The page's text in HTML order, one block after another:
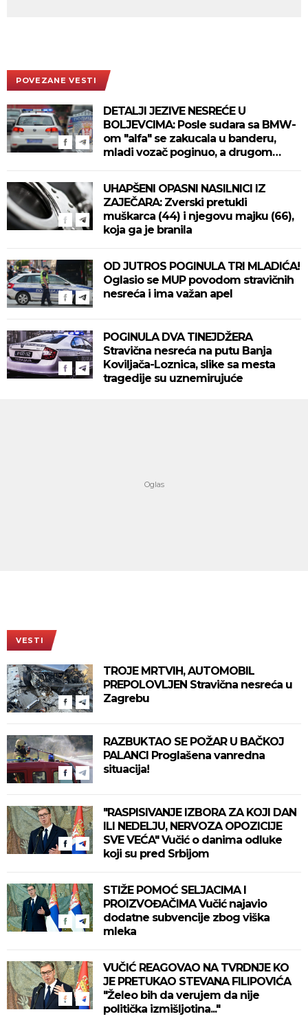
POVEZANE VESTI
DETALJI JEZIVE NESREĆE U
BOLJEVCIMA: Posle sudara sa BMW-
om "alfa" se zakucala u banderu,
mladi vozač poginuo, a drugom
UHAPŠENI OPASNI NASILNICI IZ
ZAJEČARA: Zverski pretukli
muškarca (44) i njegovu majku (66),
koja ga je branila
OD JUTROS POGINULA TRI MLADIĆA!
Oglasio se MUP povodom stravičnih
nesreća i ima važan apel
POGINULA DVA TINEJDŽERA
Stravična nesreća na putu Banja
Koviljača-Loznica, slike sa mesta
tragedije su uznemirujuće
VESTI
TROJE MRTVIH, AUTOMOBIL
PREPOLOVLJEN Stravična nesreća u
Zagrebu
RAZBUKTAO SE POŽAR U BAČKOJ
PALANCI Proglašena vanredna
situacija!
"RASPISIVANJE IZBORA ZA KOJI DAN
ILI NEDELJU, NERVOZA OPOZICIJE
SVE VEĆA" Vučić o danima odluke
koji su pred Srbijom
STIŽE POMOĆ SELJACIMA I
PROIZVOĐAČIMA Vučić najavio
dodatne subvencije zbog viška
mleka
VUČIĆ REAGOVAO NA TVRDNJE KO
JE PRETUKAO STEVANA FILIPOVIĆA
"Želeo bih da verujem da nije
politička izmišljotina..."